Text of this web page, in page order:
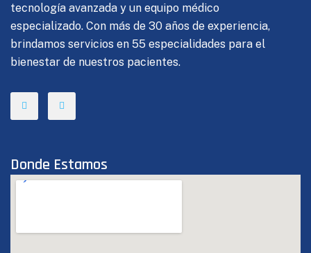
tecnología avanzada y un equipo médico
especializado. Con más de 30 años de experiencia,
brindamos servicios en 55 especialidades para el
bienestar de nuestros pacientes.
Donde Estamos